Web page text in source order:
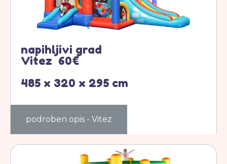
napihljivi grad
Vitez 60€
485 x 320 x 295 cm
podroben opis - Vitez